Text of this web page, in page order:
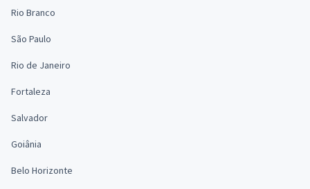
Rio Branco
São Paulo
Rio de Janeiro
Fortaleza
Salvador
Goiânia
Belo Horizonte